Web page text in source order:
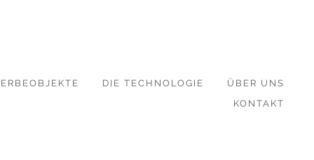
DIE TECHNOLOGIE
ÜBER UNS
KONTAKT